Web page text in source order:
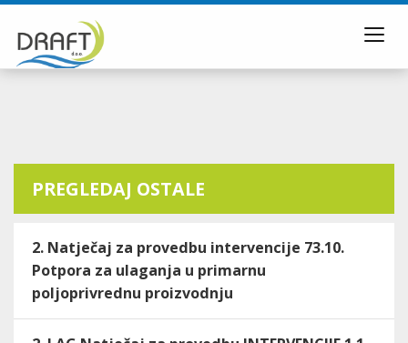
PREGLEDAJ OSTALE
2. Natječaj za provedbu intervencije 73.10.
Potpora za ulaganja u primarnu
poljoprivrednu proizvodnju